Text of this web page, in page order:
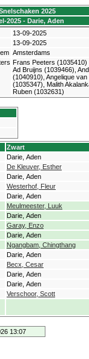
2025
2025 - Darie, Aden
13-09-2025
13-09-2025
Amsterdams
Frans Peeters (1035410)
Ad Bruijns (1039466),
(1040910), Angelique
(1035347), Malith
Ruben (1032631)
Zwart
Darie, Aden
De Kleuver, Esther
Darie, Aden
Westerhof, Fleur
Darie, Aden
Meulmeester, Luuk
Darie, Aden
Garay, Enzo
Darie, Aden
Ngangbam, Chingthang
Darie, Aden
Becx, Cesar
Darie, Aden
Darie, Aden
Verschoor, Scott
13:07